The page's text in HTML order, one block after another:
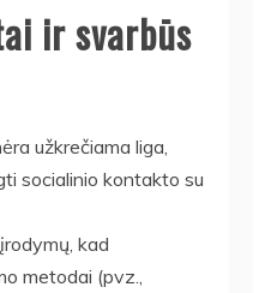
ir svarbūs
užkrečiama liga,
socialinio kontakto su
kad
metodai (pvz.,